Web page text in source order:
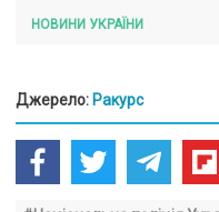
НОВИНИ УКРАЇНИ
Джерело: Ракурс